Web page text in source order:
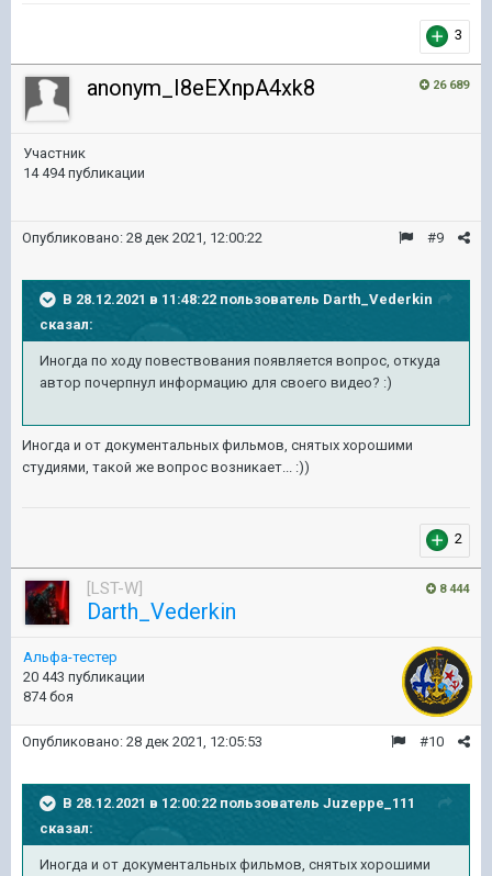
3
26 689
anonym_I8eEXnpA4xk8
Участник
14 494 публикации
#9
Опубликовано: 28 дек 2021, 12:00:22
В 28.12.2021 в 11:48:22 пользователь Darth_Vederkin
сказал:
Иногда по ходу повествования появляется вопрос, откуда
автор почерпнул информацию для своего видео? :)
Иногда и от документальных фильмов, снятых хорошими
студиями, такой же вопрос возникает... :))
2
8 444
[LST-W]
Darth_Vederkin
Альфа-тестер
20 443 публикации
874 боя
#10
Опубликовано: 28 дек 2021, 12:05:53
В 28.12.2021 в 12:00:22 пользователь Juzeppe_111
сказал:
Иногда и от документальных фильмов, снятых хорошими